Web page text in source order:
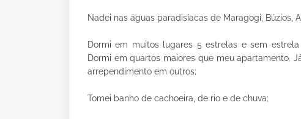
Nadei nas águas paradisíacas de Maragogi, Búzios,
Dormi em muitos lugares 5 estrelas e sem
Dormi em quartos maiores que meu apartamento.
arrependimento em outros;
Tomei banho de cachoeira, de rio e de chuva;